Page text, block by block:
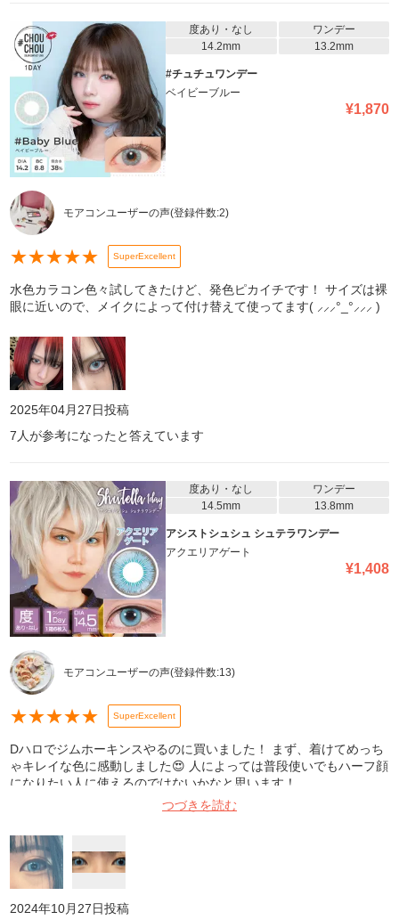
度あり・なし
ワンデー
14.2mm
13.2mm
#チュチュワンデー
ベイビーブルー
¥1,870
モアコンユーザーの声(登録件数:2)
★★★★★ SuperExcellent
水色カラコン色々試してきたけど、発色ピカイチです！ サイズは裸
眼に近いので、メイクによって付け替えて使ってます( ⸝⸝⸝°_°⸝⸝⸝ )
2025年04月27日投稿
7 人が参考になったと答えています
度あり・なし
ワンデー
14.5mm
13.8mm
アシストシュシュ シュテラワンデー
アクエリアゲート
¥1,408
モアコンユーザーの声(登録件数:13)
★★★★★ SuperExcellent
Dハロでジムホーキンスやるのに買いました！ まず、着けてめっち
ゃキレイな色に感動しました😍 人によっては普段使いでもハーフ顔
になりたい人に使えるのではないかなと思います！
つづきを読む
2024年10月27日投稿